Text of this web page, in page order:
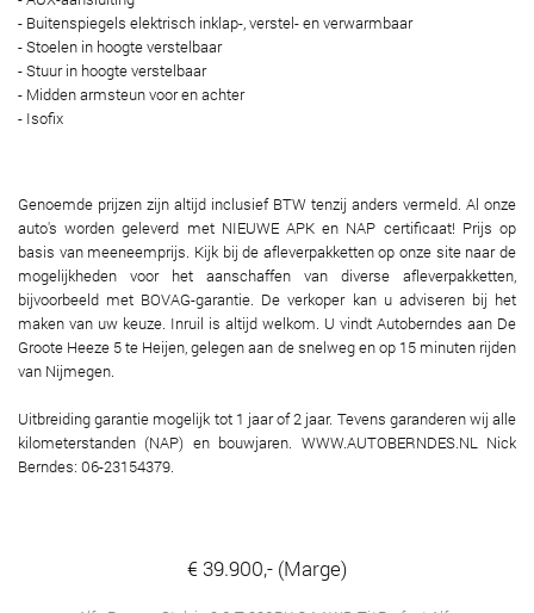
- Buitenspiegels elektrisch inklap-, verstel- en verwarmbaar
- Stoelen in hoogte verstelbaar
- Stuur in hoogte verstelbaar
- Midden armsteun voor en achter
- Isofix
Genoemde prijzen zijn altijd inclusief BTW tenzij anders vermeld. Al onze
auto's worden geleverd met NIEUWE APK en NAP certificaat! Prijs op
basis van meeneemprijs. Kijk bij de afleverpakketten op onze site naar de
mogelijkheden voor het aanschaffen van diverse afleverpakketten,
bijvoorbeeld met BOVAG-garantie. De verkoper kan u adviseren bij het
maken van uw keuze. Inruil is altijd welkom. U vindt Autoberndes aan De
Groote Heeze 5 te Heijen, gelegen aan de snelweg en op 15 minuten rijden
van Nijmegen.
Uitbreiding garantie mogelijk tot 1 jaar of 2 jaar. Tevens garanderen wij alle
kilometerstanden (NAP) en bouwjaren. WWW.AUTOBERNDES.NL Nick
Berndes: 06-23154379.
€ 39.900,- (Marge)